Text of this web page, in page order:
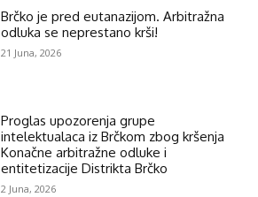
Brčko je pred eutanazijom. Arbitražna
odluka se neprestano krši!
21 Juna, 2026
Proglas upozorenja grupe
intelektualaca iz Brčkom zbog kršenja
Konačne arbitražne odluke i
entitetizacije Distrikta Brčko
2 Juna, 2026